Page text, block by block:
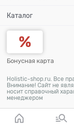
Каталог
Бонусная карта
Holistic-shop.ru. Все
Внимание! Сайт не
носит справочный
менеджером